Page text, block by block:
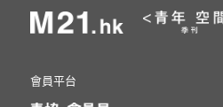
會員平台